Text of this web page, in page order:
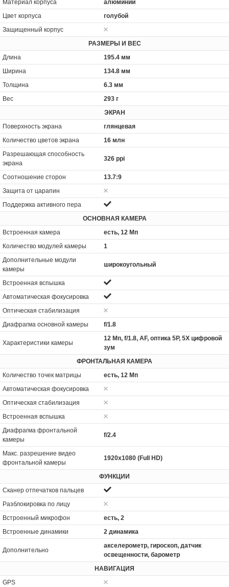
Материал корпуса
алюминий
Цвет корпуса
голубой
Защищенный корпус
РАЗМЕРЫ И ВЕС
Длина
195.4 мм
Ширина
134.8 мм
Толщина
6.3 мм
Вес
293 г
ЭКРАН
Поверхность экрана
глянцевая
Количество цветов экрана
16 млн
Разрешающая способность
экрана
326 ppi
Соотношение сторон
13.7:9
Защита от царапин
Поддержка активного пера
ОСНОВНАЯ КАМЕРА
Встроенная камера
есть, 12 Мп
Количество модулей камеры
1
Дополнительные модули
камеры
широкоугольный
Встроенная вспышка
Автоматическая фокусировка
Оптическая стабилизация
Диафрагма основной камеры
f/1.8
Характеристики камеры
12 Мп, f/1.8, AF, оптика 5P, 5X цифровой
зум
ФРОНТАЛЬНАЯ КАМЕРА
Количество точек матрицы
есть, 12 Мп
Автоматическая фокусировка
Оптическая стабилизация
Встроенная вспышка
Диафрагма фронтальной
камеры
f/2.4
Макс. разрешение видео
фронтальной камеры
1920x1080 (Full HD)
ФУНКЦИИ
Сканер отпечатков пальцев
Разблокировка по лицу
Встроенный микрофон
есть, 2
Встроенные динамики
2 динамика
Дополнительно
акселерометр, гироскоп, датчик
освещенности, барометр
НАВИГАЦИЯ
GPS